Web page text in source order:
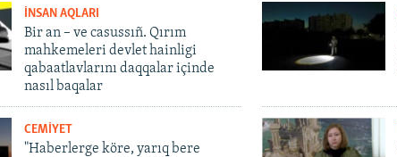
İNSAN AQLARI
Bir an – ve casussıñ. Qırım
mahkemeleri devlet hainligi
qabaatlavlarını daqqalar içinde
nasıl baqalar
CEMİYET
"Haberlerge köre, yarıq bere